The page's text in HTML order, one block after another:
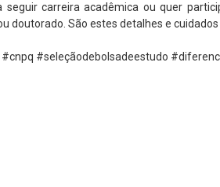
carreira acadêmica ou quer
doutorado. São estes detalhes e
#seleçãodebolsadeestudo